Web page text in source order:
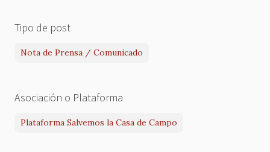
Tipo de post
Nota de Prensa / Comunicado
Asociación o Plataforma
Plataforma Salvemos la Casa de Campo